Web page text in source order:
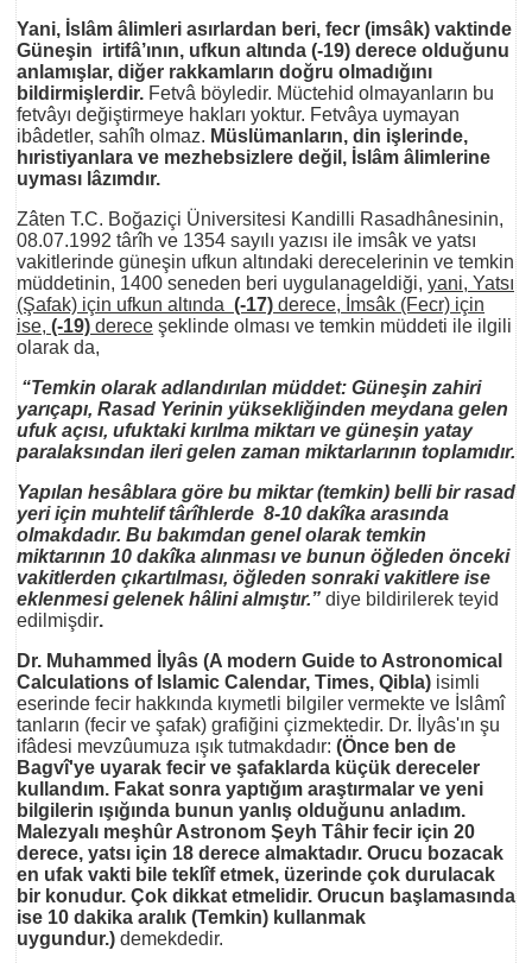
Yani, İslâm âlimleri asırlardan beri, fecr (imsâk) vaktinde
Güneşin irtifâ’ının, ufkun altında (-19) derece olduğunu
anlamışlar, diğer rakkamların doğru olmadığını
bildirmişlerdir. Fetvâ böyledir. Müctehid olmayanların bu
fetvâyı değiştirmeye hakları yoktur. Fetvâya uymayan
ibâdetler, sahîh olmaz. Müslümanların, din işlerinde,
hıristiyanlara ve mezhebsizlere değil, İslâm âlimlerine
uyması lâzımdır.
Zâten T.C. Boğaziçi Üniversitesi Kandilli Rasadhânesinin,
08.07.1992 târîh ve 1354 sayılı yazısı ile imsâk ve yatsı
vakitlerinde güneşin ufkun altındaki derecelerinin ve temkin
müddetinin, 1400 seneden beri uygulanageldiği, yani, Yatsı
(Şafak) için ufkun altında (-17) derece, İmsâk (Fecr) için
ise, (-19) derece şeklinde olması ve temkin müddeti ile ilgili
olarak da,
“Temkin olarak adlandırılan müddet: Güneşin zahiri
yarıçapı, Rasad Yerinin yüksekliğinden meydana gelen
ufuk açısı, ufuktaki kırılma miktarı ve güneşin yatay
paralaksından ileri gelen zaman miktarlarının toplamıdır.
Yapılan hesâblara göre bu miktar (temkin) belli bir rasad
yeri için muhtelif târîhlerde 8-10 dakîka arasında
olmakdadır. Bu bakımdan genel olarak temkin
miktarının 10 dakîka alınması ve bunun öğleden önceki
vakitlerden çıkartılması, öğleden sonraki vakitlere ise
eklenmesi gelenek hâlini almıştır.” diye bildirilerek teyid
edilmişdir.
Dr. Muhammed İlyâs (A modern Guide to Astronomical
Calculations of Islamic Calendar, Times, Qibla) isimli
eserinde fecir hakkında kıymetli bilgiler vermekte ve İslâmî
tanların (fecir ve şafak) grafiğini çizmektedir. Dr. İlyâs'ın şu
ifâdesi mevzûumuza ışık tutmakdadır: (Önce ben de
Bagvî'ye uyarak fecir ve şafaklarda küçük dereceler
kullandım. Fakat sonra yaptığım araştırmalar ve yeni
bilgilerin ışığında bunun yanlış olduğunu anladım.
Malezyalı meşhûr Astronom Şeyh Tâhir fecir için 20
derece, yatsı için 18 derece almaktadır. Orucu bozacak
en ufak vakti bile teklîf etmek, üzerinde çok durulacak
bir konudur. Çok dikkat etmelidir. Orucun başlamasında
ise 10 dakika aralık (Temkin) kullanmak
uygundur.) demekdedir.